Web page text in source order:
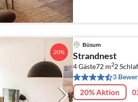
Gartenstück,
20%
Büsum
Strandnest
4 Gäste72 m22
3
20% Aktion